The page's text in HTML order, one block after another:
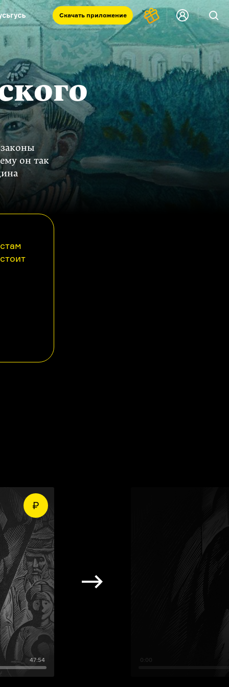
Скачать приложение
Запад и Восток: история культур
Что такое античность
комната
он так
47:54 0:00